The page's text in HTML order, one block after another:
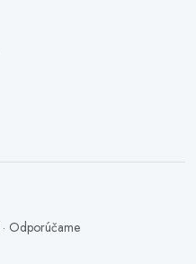
· Odporúčame